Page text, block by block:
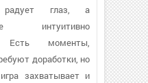
радует глаз, а
интуитивно
Есть моменты,
доработки, но
захватывает и